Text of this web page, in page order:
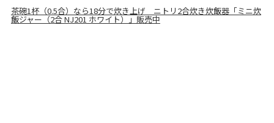
茶碗1杯（0.5合）なら18分で炊き上げ ニトリ2合炊き炊飯器「ミニ炊
飯ジャー（2合 NJ201 ホワイト）」販売中